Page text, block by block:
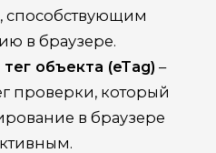
способствующим
в браузере.
объекта (eTag) –
проверки, который
в браузере